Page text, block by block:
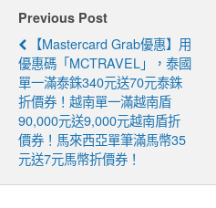
Previous Post
【Mastercard Grab優惠】用
優惠碼「MCTRAVEL」，泰國
單一滿泰銖340元送70元泰銖
折價券！越南單一滿越南盾
90,000元送9,000元越南盾折
價券！馬來西亞單筆滿馬幣35
元送7元馬幣折價券！